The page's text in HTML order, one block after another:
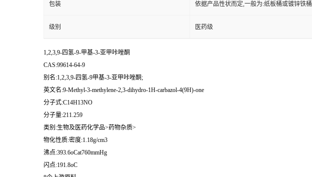
包装 依据产品性状而定,一般为:纸板桶或镀锌铁桶
级别 医药级
1,2,3,9-四氢-9-甲基-3-亚甲咔唑酮
CAS:99614-64-9
别名:1,2,3,9-四氢-9甲基-3-亚甲咔唑酮;
英文名:9-Methyl-3-methylene-2,3-dihydro-1H-carbazol-4(9H)-one
分子式:C14H13NO
分子量:211.259
类别:生物及医药化学品>药物杂质>
物化性质:密度:1.18g/cm3
沸点:393.6oCat760mmHg
闪点:191.8oC